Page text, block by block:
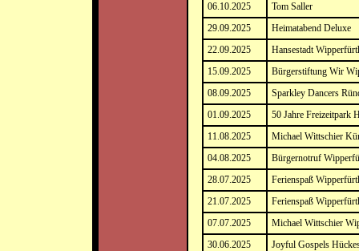
06.10.2025
Tom Saller
29.09.2025
Heimatabend Deluxe
22.09.2025
Hansestadt
15.09.2025
Bürgerstiftung Wir
08.09.2025
Sparkley Dancers
01.09.2025
50 Jahre Freizeitpark
11.08.2025
Michael Wittschier
04.08.2025
Bürgernotruf
28.07.2025
Ferienspaß
21.07.2025
Ferienspaß
07.07.2025
Michael Wittschier
30.06.2025
Joyful Gospels